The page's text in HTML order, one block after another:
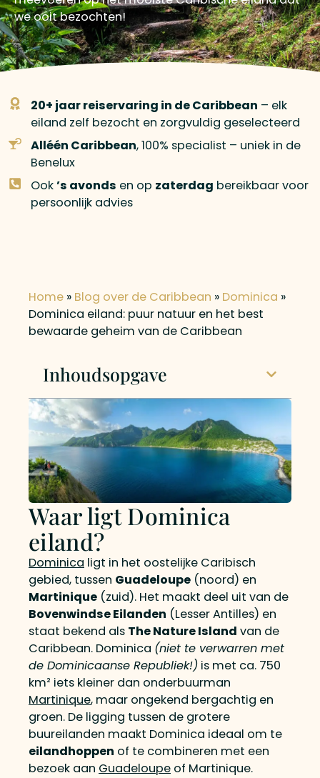
we ooit bezochten!
20+ jaar reiservaring in de Caribbean – elk
eiland zelf bezocht en zorgvuldig geselecteerd
Alléén Caribbean, 100% specialist – uniek in de
Benelux
Ook’s avonds en op zaterdag bereikbaar voor
persoonlijk advies
Home » Blog over de Caribbean » Dominica »
Dominica eiland: puur natuur en het best
bewaarde geheim van de Caribbean
Inhoudsopgave
Waar ligt Dominica
eiland?
Dominica ligt in het oostelijke Caribisch
gebied, tussen Guadeloupe (noord) en
Martinique (zuid). Het maakt deel uit van de
Bovenwindse Eilanden (Lesser Antilles) en
staat bekend als The Nature Island van de
Caribbean. Dominica (niet te verwarren met
de Dominicaanse Republiek!) is met ca. 750
km² iets kleiner dan onderbuurman
Martinique, maar ongekend bergachtig en
groen. De ligging tussen de grotere
buureilanden maakt Dominica ideaal om te
eilandhoppen of te combineren met een
bezoek aan Guadeloupe of Martinique.